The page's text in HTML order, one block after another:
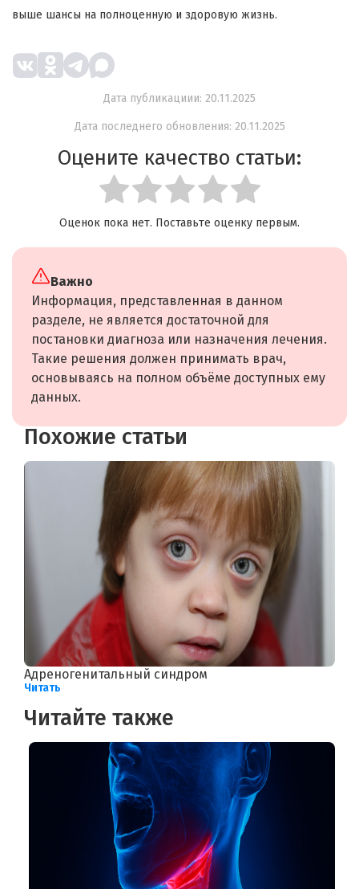
выше шансы на полноценную и здоровую жизнь.
Дата публикациии: 20.11.2025
Дата последнего обновления: 20.11.2025
Оцените качество статьи:
Оценок пока нет. Поставьте оценку первым.
Важно
Информация, представленная в данном
разделе, не является достаточной для
постановки диагноза или назначения лечения.
Такие решения должен принимать врач,
основываясь на полном объёме доступных ему
данных.
Похожие статьи
Адреногенитальный синдром
Читать
Читайте также